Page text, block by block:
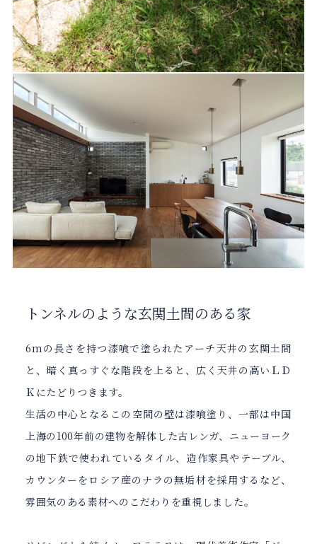
トンネルのような玄関土間のある家
6mの長さを持つ漆喰で塗られたアーチ天井の玄関土間
と、暗く真っすぐな階段を上ると、広く天井の高いＬＤ
Ｋにたどりつきます。
生活の中心となるこの空間の壁は漆喰塗り、一部は中国
上海の100年前の建物を解体した古レンガ、ニューヨーク
の地下鉄で使われているタイル、造作家具やテーブル、
カウンターをロシア産のナラの無垢材を採用するなど、
雰囲気のある素材へのこだわりを重視しました。